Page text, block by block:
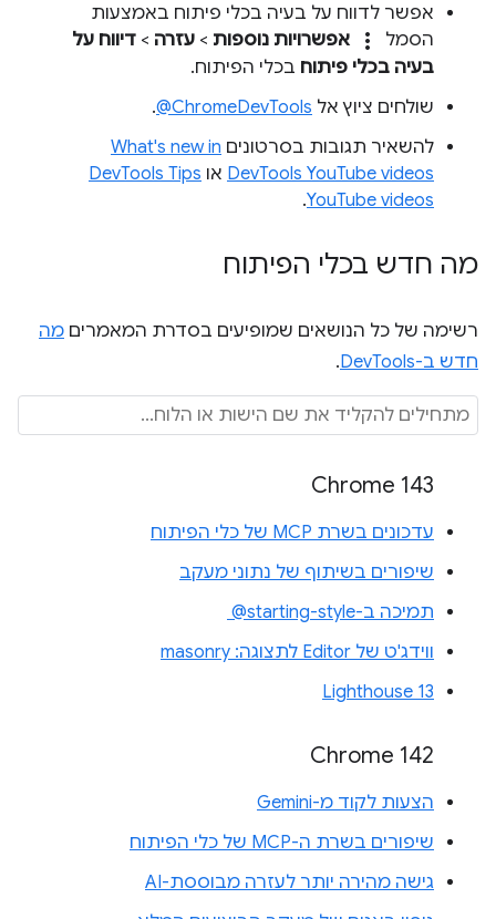
אפשר לדווח על בעיה בכלי פיתוח באמצעות
הסמל
more_vert אפשרויות נוספות > עזרה > דיווח על
בעיה בכלי פיתוח בכלי הפיתוח.
שולחים ציוץ אל ‎@ChromeDevTools
.
להשאיר תגובות בסרטונים What's new in
DevTools YouTube videos או DevTools Tips
YouTube videos
.
מה חדש בכלי הפיתוח
רשימה של כל הנושאים שמופיעים בסדרת המאמרים מה
חדש ב-DevTools
.
Chrome 143
עדכונים בשרת MCP של כלי הפיתוח
שיפורים בשיתוף של נתוני מעקב
תמיכה ב-‎ @starting-style
ווידג'ט של Editor לתצוגה: masonry
Lighthouse 13
Chrome 142
הצעות לקוד מ-Gemini
שיפורים בשרת ה-MCP של כלי הפיתוח
גישה מהירה יותר לעזרה מבוססת-AI